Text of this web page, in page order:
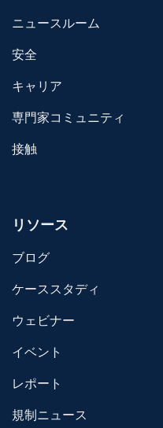
ニュースルーム
安全
キャリア
専門家コミュニティ
接触
リソース
ブログ
ケーススタディ
ウェビナー
イベント
レポート
規制ニュース